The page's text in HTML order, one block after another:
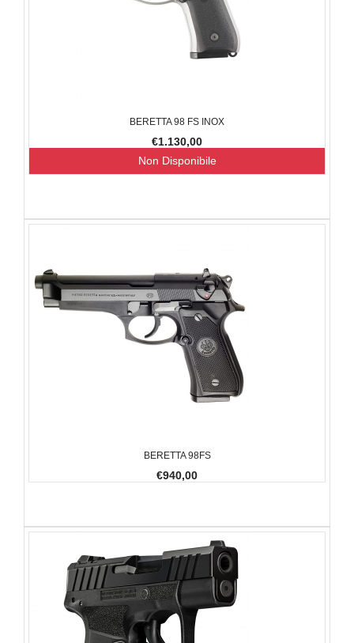
BERETTA 98 FS INOX
€1.130,00
Non Disponibile
BERETTA 98FS
€940,00